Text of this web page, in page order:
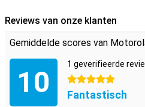
Reviews van onze klanten
Gemiddelde scores van
10
1 geverifieerde
5 sterren
Fantastisch